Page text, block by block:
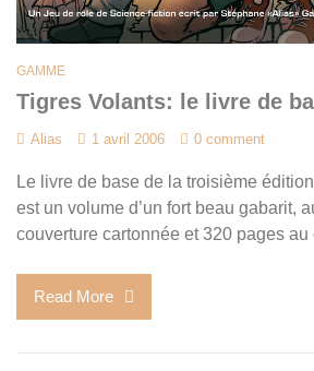
GAMME
Tigres Volants: le livre de
Alias 1 avril 2006 0 comment
Le livre de base de la troisième
est un volume d’un fort beau gabarit,
couverture cartonnée et 320 pages au
Read More